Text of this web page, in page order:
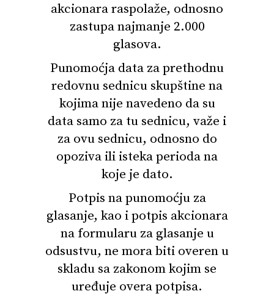
akcionara raspolaže, odnosno
zastupa najmanje 2.000
glasova.
Punomoćja data za prethodnu
redovnu sednicu skupštine na
kojima nije navedeno da su
data samo za tu sednicu, važe i
za ovu sednicu, odnosno do
opoziva ili isteka perioda na
koje je dato.
Potpis na punomoćju za
glasanje, kao i potpis akcionara
na formularu za glasanje u
odsustvu, ne mora biti overen u
skladu sa zakonom kojim se
uređuje overa potpisa.